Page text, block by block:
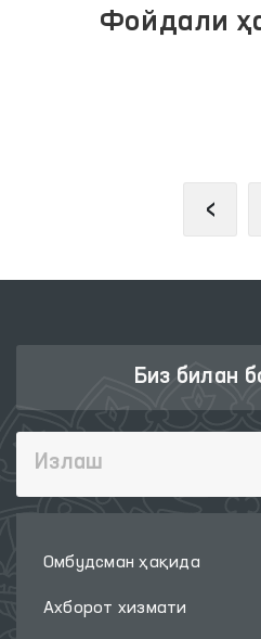
Фойдали
‹
Биз билан
Омбудсман ҳақида
Ахборот хизмати